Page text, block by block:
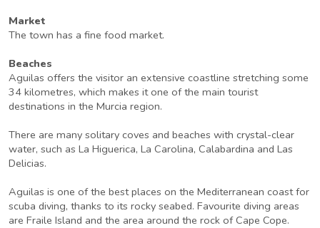
Market
The town has a fine food market.
Beaches
Aguilas offers the visitor an extensive coastline stretching some
34 kilometres, which makes it one of the main tourist
destinations in the Murcia region.
There are many solitary coves and beaches with crystal-clear
water, such as La Higuerica, La Carolina, Calabardina and Las
Delicias.
Aguilas is one of the best places on the Mediterranean coast for
scuba diving, thanks to its rocky seabed. Favourite diving areas
are Fraile Island and the area around the rock of Cape Cope.